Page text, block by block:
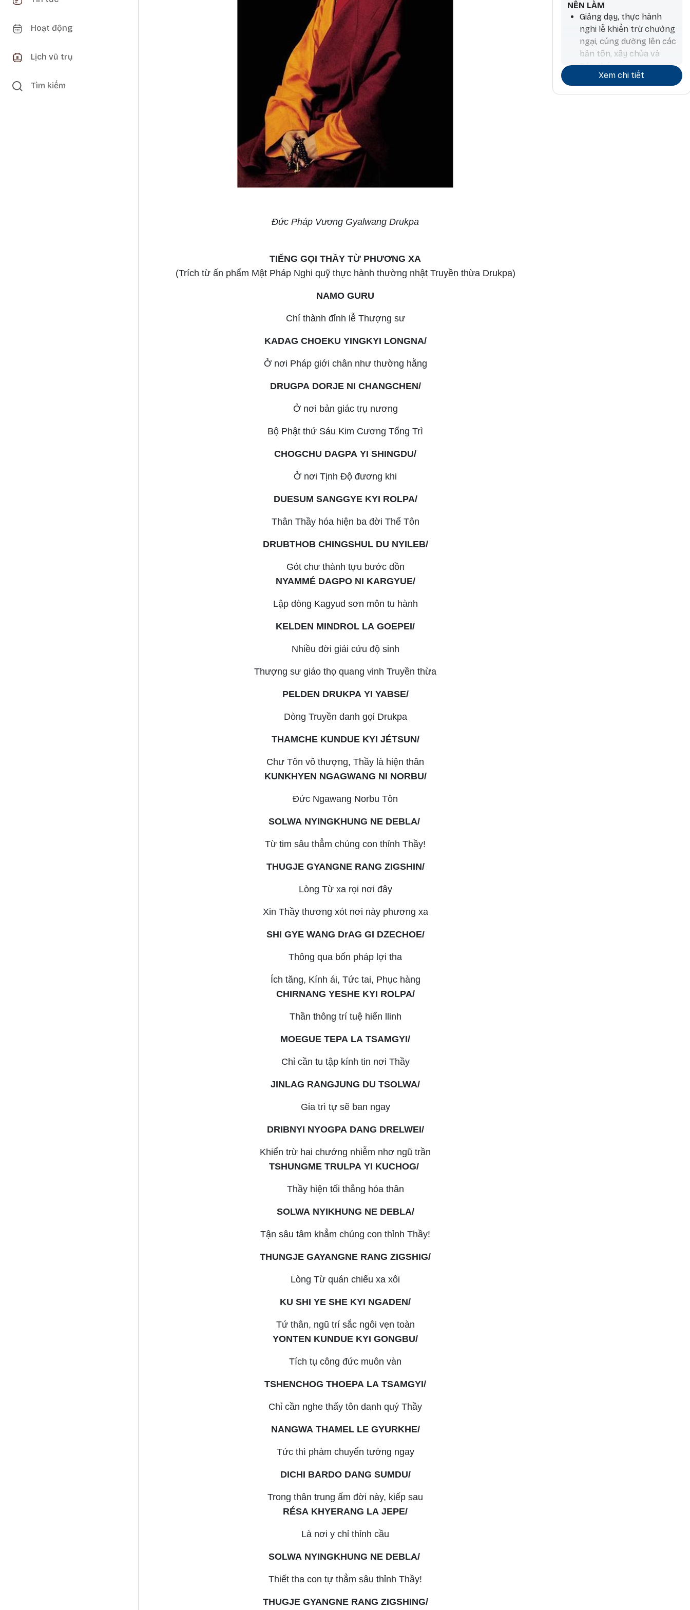
Hoạt động
Lịch vũ trụ
Tìm kiếm
Đức Pháp Vương Gyalwang Drukpa
TIẾNG GỌI THẦY TỪ PHƯƠNG XA
(Trích từ ấn phẩm Mật Pháp Nghi quỹ thực hành thường nhật Truyền thừa Drukpa)
NAMO GURU
Chí thành đỉnh lễ Thượng sư
KADAG CHOEKU YINGKYI LONGNA/
Ở nơi Pháp giới chân như thường hằng
DRUGPA DORJE NI CHANGCHEN/
Ở nơi bản giác trụ nương
Bộ Phật thứ Sáu Kim Cương Tổng Trì
CHOGCHU DAGPA YI SHINGDU/
Ở nơi Tịnh Độ đương khi
DUESUM SANGGYE KYI ROLPA/
Thân Thầy hóa hiện ba đời Thế Tôn
DRUBTHOB CHINGSHUL DU NYILEB/
Gót chư thành tựu bước dồn
NYAMMÉ DAGPO NI KARGYUE/
Lập dòng Kagyud sơn môn tu hành
KELDEN MINDROL LA GOEPEI/
Nhiều đời giải cứu độ sinh
Thượng sư giáo thọ quang vinh Truyền thừa
PELDEN DRUKPA YI YABSE/
Dòng Truyền danh gọi Drukpa
THAMCHE KUNDUE KYI JÉTSUN/
Chư Tôn vô thượng, Thầy là hiện thân
KUNKHYEN NGAGWANG NI NORBU/
Đức Ngawang Norbu Tôn
SOLWA NYINGKHUNG NE DEBLA/
Từ tim sâu thẳm chúng con thỉnh Thầy!
THUGJE GYANGNE RANG ZIGSHIN/
Lòng Từ xa rọi nơi đây
Xin Thầy thương xót nơi này phương xa
SHI GYE WANG DrAG GI DZECHOE/
Thông qua bốn pháp lợi tha
Ích tăng, Kính ái, Tức tai, Phục hàng
CHIRNANG YESHE KYI ROLPA/
Thần thông trí tuệ hiển llinh
MOEGUE TEPA LA TSAMGYI/
Chỉ cần tu tập kính tin nơi Thầy
JINLAG RANGJUNG DU TSOLWA/
Gia trì tự sẽ ban ngay
DRIBNYI NYOGPA DANG DRELWEI/
Khiển trừ hai chướng nhiễm nhơ ngũ trần
TSHUNGME TRULPA YI KUCHOG/
Thầy hiện tối thắng hóa thân
SOLWA NYIKHUNG NE DEBLA/
Tận sâu tâm khẳm chúng con thỉnh Thầy!
THUNGJE GAYANGNE RANG ZIGSHIG/
Lòng Từ quán chiếu xa xôi
KU SHI YE SHE KYI NGADEN/
Tứ thân, ngũ trí sắc ngôi vẹn toàn
YONTEN KUNDUE KYI GONGBU/
Tích tụ công đức muôn vàn
TSHENCHOG THOEPA LA TSAMGYI/
Chỉ cần nghe thấy tôn danh quý Thầy
NANGWA THAMEL LE GYURKHE/
Tức thì phàm chuyển tướng ngay
DICHI BARDO DANG SUMDU/
Trong thân trung ấm đời này, kiếp sau
RÉSA KHYERANG LA JEPE/
Là nơi y chỉ thỉnh cầu
SOLWA NYINGKHUNG NE DEBLA/
Thiết tha con tự thẳm sâu thỉnh Thầy!
THUGJE GYANGNE RANG ZIGSHING/
NÊN LÀM
Giảng dạy, thực hành
nghi lễ khiển trừ chướng
ngại, cúng dường lên các
bản tôn, xây chùa và
Bảo tháp
Tiến hành hoạt động
thương mại và ký kết
Xem chi tiết